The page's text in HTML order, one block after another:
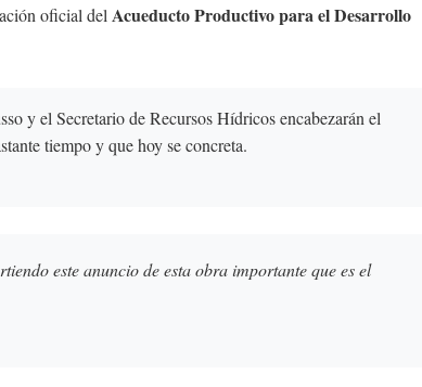
oficial del Acueducto Productivo para el Desarrollo
y el Secretario de Recursos Hídricos encabezarán el
tiempo y que hoy se concreta.
este anuncio de esta obra importante que es el